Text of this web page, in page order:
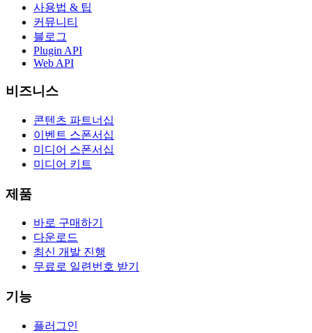
사용법 & 팁
커뮤니티
블로그
Plugin API
Web API
비즈니스
콘텐츠 파트너십
이벤트 스폰서십
미디어 스폰서십
미디어 키트
제품
바로 구매하기
다운로드
최신 개발 진행
무료로 일련번호 받기
기능
플러그인